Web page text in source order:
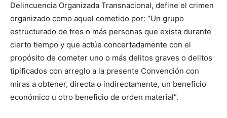
Delincuencia Organizada Transnacional, define el crimen
organizado como aquel cometido por: “Un grupo
estructurado de tres o más personas que exista durante
cierto tiempo y que actúe concertadamente con el
propósito de cometer uno o más delitos graves o delitos
tipificados con arreglo a la presente Convención con
miras a obtener, directa o indirectamente, un beneficio
económico u otro beneficio de orden material”.